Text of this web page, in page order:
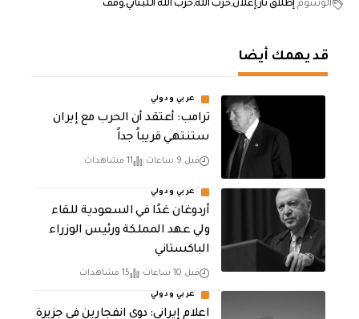
الوسوم إطلاق نارإعلانحزب اللهحزب الله اللبنانيوقف
قد يهمك أيضا
عربي ودولي
‏ترامب: أعتقد أن الحرب مع إيران
ستنتهي قريباً جداً
قبل 9 ساعات 11 مشاهدات
عربي ودولي
أردوغان غدًا في السعودية للقاء
ولي عهد المملكة ورئيس الوزراء
الباكستاني
قبل 10 ساعات 15 مشاهدات
عربي ودولي
اعلام إيراني: دوي انفجارين في جزيرة